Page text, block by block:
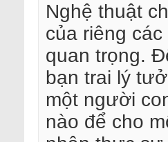
Nghệ thuật
của riêng
quan trọng.
bạn trai lý
một người
nào để cho